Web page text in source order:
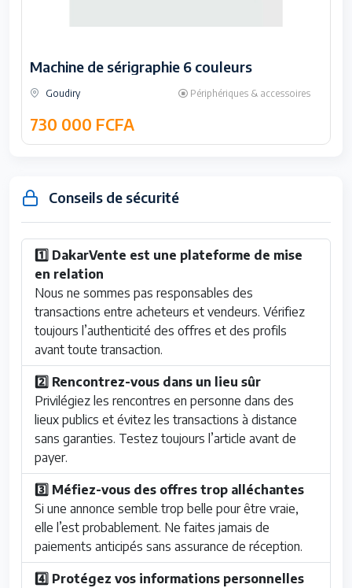
Machine de sérigraphie 6 couleurs
Goudiry Périphériques & accessoires
730 000 FCFA
Conseils de sécurité
1️⃣ DakarVente est une plateforme de mise
en relation
Nous ne sommes pas responsables des
transactions entre acheteurs et vendeurs. Vérifiez
toujours l’authenticité des offres et des profils
avant toute transaction.
2️⃣ Rencontrez-vous dans un lieu sûr
Privilégiez les rencontres en personne dans des
lieux publics et évitez les transactions à distance
sans garanties. Testez toujours l’article avant de
payer.
3️⃣ Méfiez-vous des offres trop alléchantes
Si une annonce semble trop belle pour être vraie,
elle l’est probablement. Ne faites jamais de
paiements anticipés sans assurance de réception.
4️⃣ Protégez vos informations personnelles